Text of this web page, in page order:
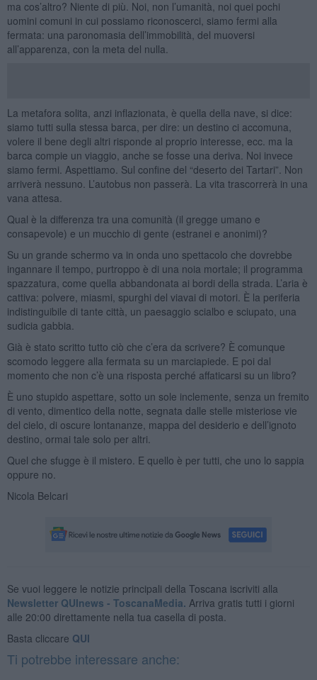
ma cos’altro? Niente di più. Noi, non l’umanità, noi quei pochi
uomini comuni in cui possiamo riconoscerci, siamo fermi alla
fermata: una paronomasia dell’immobilità, del muoversi
all’apparenza, con la meta del nulla.
La metafora solita, anzi inflazionata, è quella della nave, si dice:
siamo tutti sulla stessa barca, per dire: un destino ci accomuna,
volere il bene degli altri risponde al proprio interesse, ecc. ma la
barca compie un viaggio, anche se fosse una deriva. Noi invece
siamo fermi. Aspettiamo. Sul confine del “deserto dei Tartari”. Non
arriverà nessuno. L’autobus non passerà. La vita trascorrerà in una
vana attesa.
Qual è la differenza tra una comunità (il gregge umano e
consapevole) e un mucchio di gente (estranei e anonimi)?
Su un grande schermo va in onda uno spettacolo che dovrebbe
ingannare il tempo, purtroppo è di una noia mortale; il programma
spazzatura, come quella abbandonata ai bordi della strada. L’aria è
cattiva: polvere, miasmi, spurghi del viavai di motori. È la periferia
indistinguibile di tante città, un paesaggio scialbo e sciupato, una
sudicia gabbia.
Già è stato scritto tutto ciò che c’era da scrivere? È comunque
scomodo leggere alla fermata su un marciapiede. E poi dal
momento che non c’è una risposta perché affaticarsi su un libro?
È uno stupido aspettare, sotto un sole inclemente, senza un fremito
di vento, dimentico della notte, segnata dalle stelle misteriose vie
del cielo, di oscure lontananze, mappa del desiderio e dell’ignoto
destino, ormai tale solo per altri.
Quel che sfugge è il mistero. E quello è per tutti, che uno lo sappia
oppure no.
Nicola Belcari
Se vuoi leggere le notizie principali della Toscana iscriviti alla
Newsletter QUInews - ToscanaMedia. Arriva gratis tutti i giorni
alle 20:00 direttamente nella tua casella di posta.
Basta cliccare QUI
Ti potrebbe interessare anche: